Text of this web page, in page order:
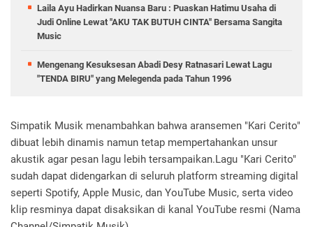
Laila Ayu Hadirkan Nuansa Baru : Puaskan Hatimu Usaha di
Judi Online Lewat "AKU TAK BUTUH CINTA" Bersama Sangita
Music
Mengenang Kesuksesan Abadi Desy Ratnasari Lewat Lagu
"TENDA BIRU" yang Melegenda pada Tahun 1996
Simpatik Musik menambahkan bahwa aransemen "Kari Cerito"
dibuat lebih dinamis namun tetap mempertahankan unsur
akustik agar pesan lagu lebih tersampaikan.Lagu "Kari Cerito"
sudah dapat didengarkan di seluruh platform streaming digital
seperti Spotify, Apple Music, dan YouTube Music, serta video
klip resminya dapat disaksikan di kanal YouTube resmi (Nama